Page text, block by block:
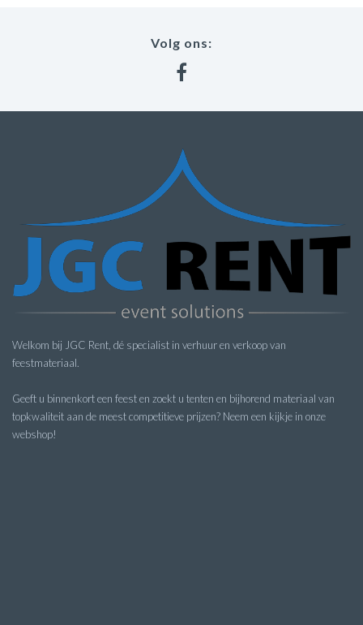
Volg ons:
Welkom bij JGC Rent, dé specialist in verhuur en verkoop van
feestmateriaal.
Geeft u binnenkort een feest en zoekt u tenten en bijhorend materiaal van
topkwaliteit aan de meest competitieve prijzen? Neem een kijkje in onze
webshop!